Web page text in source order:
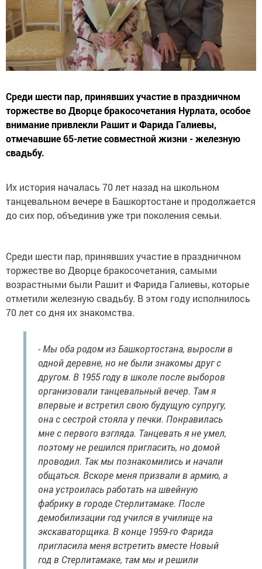
Среди шести пар, принявших участие в праздничном
торжестве во Дворце бракосочетания Нурлата, особое
внимание привлекли Рашит и Фарида Галиевы,
отмечавшие 65-летие совместной жизни - железную
свадьбу.
Их история началась 70 лет назад на школьном
танцевальном вечере в Башкортостане и продолжается
до сих пор, объединив уже три поколения семьи.
Среди шести пар, принявших участие в праздничном
торжестве во Дворце бракосочетания, самыми
возрастными были Рашит и Фарида Галиевы, которые
отметили железную свадьбу. В этом году исполнилось
70 лет со дня их знакомства.
- Мы оба родом из Башкортостана, выросли в
одной деревне, но не были знакомы друг с
другом. В 1955 году в школе после выборов
организовали танцевальный вечер. Там я
впервые и встретил свою будущую супругу,
она с сестрой стояла у печки. Понравилась
мне с первого взгляда. Танцевать я не умел,
поэтому не решился пригласить, но домой
проводил. Так мы познакомились и начали
общаться. Вскоре меня призвали в армию, а
она устроилась работать на швейную
фабрику в городе Стерлитамаке. После
демобилизации год учился в училище на
экскаваторщика. В конце 1959-го Фарида
пригласила меня встретить вместе Новый
год в Стерлитамаке, там мы и решили